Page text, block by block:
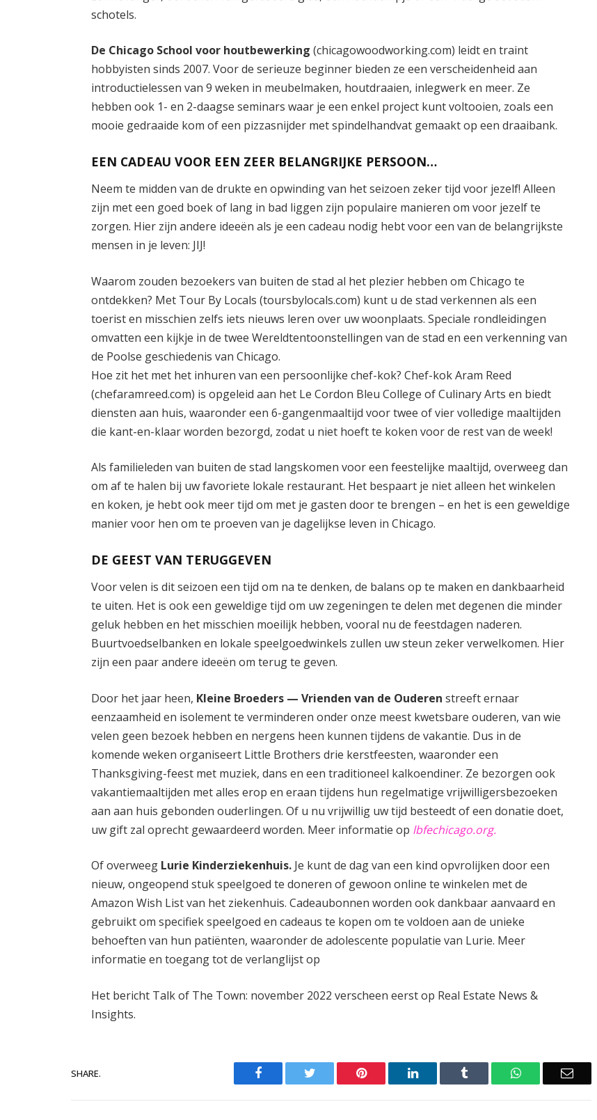
schotels.
De Chicago School voor houtbewerking (chicagowoodworking.com) leidt en traint
hobbyisten sinds 2007. Voor de serieuze beginner bieden ze een verscheidenheid aan
introductielessen van 9 weken in meubelmaken, houtdraaien, inlegwerk en meer. Ze
hebben ook 1- en 2-daagse seminars waar je een enkel project kunt voltooien, zoals een
mooie gedraaide kom of een pizzasnijder met spindelhandvat gemaakt op een draaibank.
EEN CADEAU VOOR EEN ZEER BELANGRIJKE PERSOON…
Neem te midden van de drukte en opwinding van het seizoen zeker tijd voor jezelf! Alleen
zijn met een goed boek of lang in bad liggen zijn populaire manieren om voor jezelf te
zorgen. Hier zijn andere ideeën als je een cadeau nodig hebt voor een van de belangrijkste
mensen in je leven: JIJ!
Waarom zouden bezoekers van buiten de stad al het plezier hebben om Chicago te
ontdekken? Met Tour By Locals (toursbylocals.com) kunt u de stad verkennen als een
toerist en misschien zelfs iets nieuws leren over uw woonplaats. Speciale rondleidingen
omvatten een kijkje in de twee Wereldtentoonstellingen van de stad en een verkenning van
de Poolse geschiedenis van Chicago.
Hoe zit het met het inhuren van een persoonlijke chef-kok? Chef-kok Aram Reed
(chefaramreed.com) is opgeleid aan het Le Cordon Bleu College of Culinary Arts en biedt
diensten aan huis, waaronder een 6-gangenmaaltijd voor twee of vier volledige maaltijden
die kant-en-klaar worden bezorgd, zodat u niet hoeft te koken voor de rest van de week!
Als familieleden van buiten de stad langskomen voor een feestelijke maaltijd, overweeg dan
om af te halen bij uw favoriete lokale restaurant. Het bespaart je niet alleen het winkelen
en koken, je hebt ook meer tijd om met je gasten door te brengen – en het is een geweldige
manier voor hen om te proeven van je dagelijkse leven in Chicago.
DE GEEST VAN TERUGGEVEN
Voor velen is dit seizoen een tijd om na te denken, de balans op te maken en dankbaarheid
te uiten. Het is ook een geweldige tijd om uw zegeningen te delen met degenen die minder
geluk hebben en het misschien moeilijk hebben, vooral nu de feestdagen naderen.
Buurtvoedselbanken en lokale speelgoedwinkels zullen uw steun zeker verwelkomen. Hier
zijn een paar andere ideeën om terug te geven.
Door het jaar heen, Kleine Broeders — Vrienden van de Ouderen streeft ernaar
eenzaamheid en isolement te verminderen onder onze meest kwetsbare ouderen, van wie
velen geen bezoek hebben en nergens heen kunnen tijdens de vakantie. Dus in de
komende weken organiseert Little Brothers drie kerstfeesten, waaronder een
Thanksgiving-feest met muziek, dans en een traditioneel kalkoendiner. Ze bezorgen ook
vakantiemaaltijden met alles erop en eraan tijdens hun regelmatige vrijwilligersbezoeken
aan aan huis gebonden ouderlingen. Of u nu vrijwillig uw tijd besteedt of een donatie doet,
uw gift zal oprecht gewaardeerd worden. Meer informatie op lbfechicago.org.
Of overweeg Lurie Kinderziekenhuis. Je kunt de dag van een kind opvrolijken door een
nieuw, ongeopend stuk speelgoed te doneren of gewoon online te winkelen met de
Amazon Wish List van het ziekenhuis. Cadeaubonnen worden ook dankbaar aanvaard en
gebruikt om specifiek speelgoed en cadeaus te kopen om te voldoen aan de unieke
behoeften van hun patiënten, waaronder de adolescente populatie van Lurie. Meer
informatie en toegang tot de verlanglijst op
Het bericht Talk of The Town: november 2022 verscheen eerst op Real Estate News &
Insights.
SHARE. Facebook Twitter Pinterest LinkedIn Tumblr WhatsAppEmail